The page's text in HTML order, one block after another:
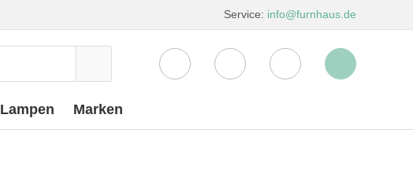
Service: info@furnhaus.de
Lampen Marken